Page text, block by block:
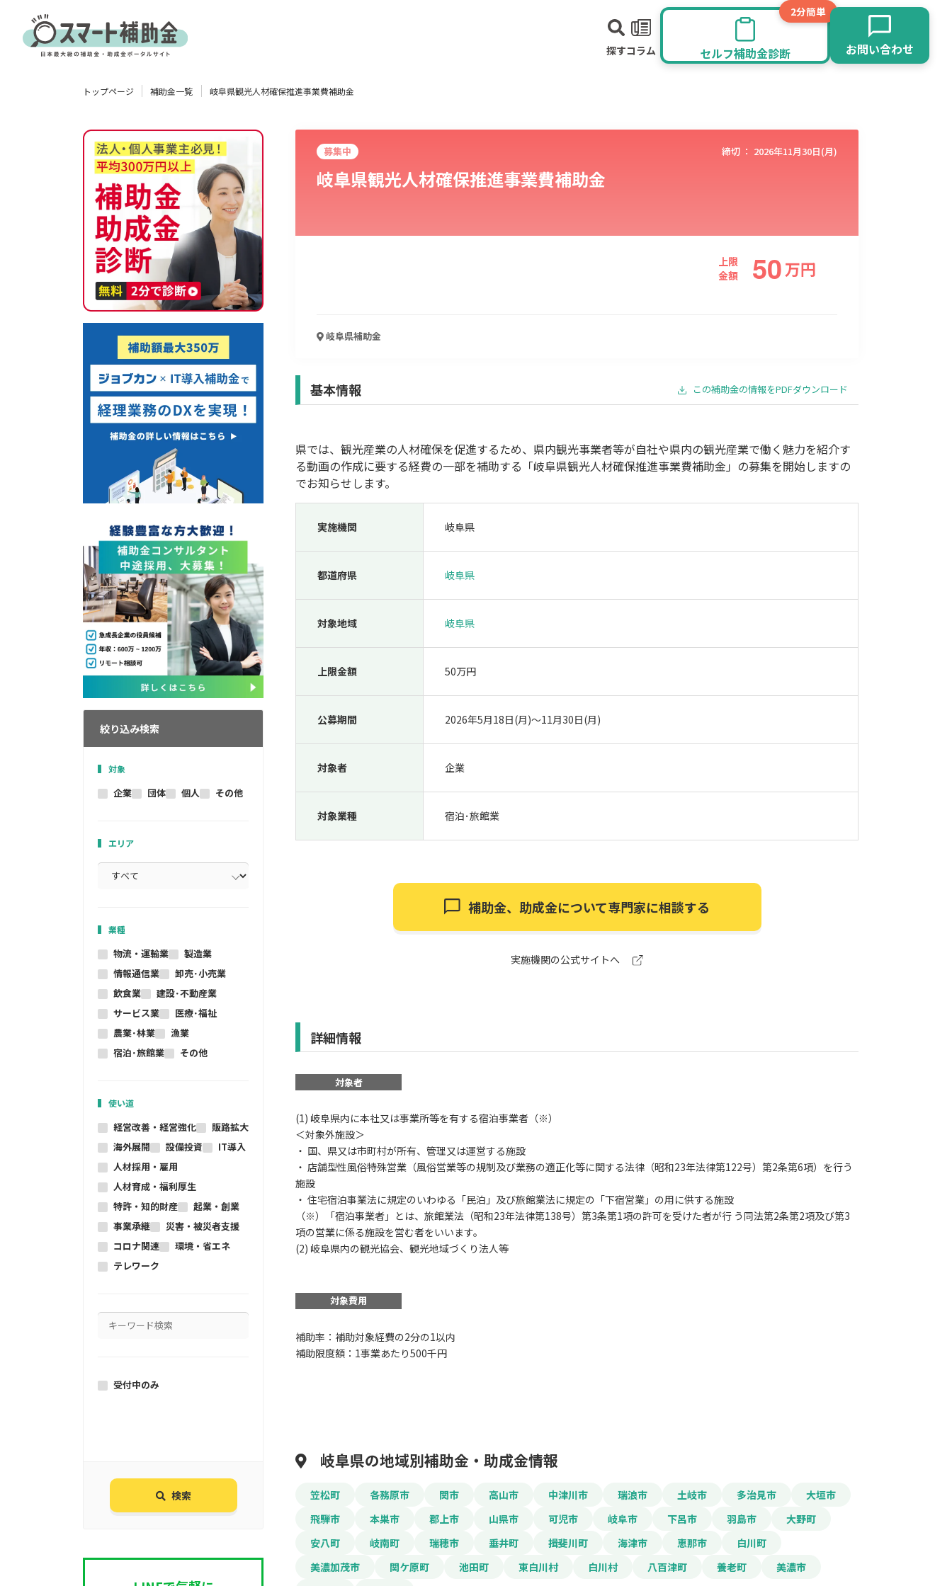
探すコラム
2分簡単
セルフ補助金診断 お問い合わせ
製造業 情報通信業 卸売･小売業
人材採用・雇用
トップページ 補助金一覧 岐阜県観光人材確保推進事業費補助金
絞り込み検索
対象
企業 団体 個人 その他
エリア
業種
物流・運輸業
製造業
情報通信業
卸売･小売業
飲食業
建設･不動産業
サービス業
医療･福祉
農業･林業
漁業
宿泊･旅館業
その他
使い道
経営改善・経営強化
販路拡大
海外展開
設備投資
IT導入
人材採用・雇用
人材育成・福利厚生
特許・知的財産
起業・創業
事業承継
災害・被災者支援
コロナ関連
環境・省エネ
テレワーク
受付中のみ
検索
募集中 締切 ： 2026年11月30日(月)
岐阜県観光人材確保推進事業費補助金
上限
金額
50万円
岐阜県補助金
基本情報 この補助金の情報をPDFダウンロード
県では、観光産業の人材確保を促進するため、県内観光事業者等が自社や県内の観光産業で働く魅力を紹介す
る動画の作成に要する経費の一部を補助する「岐阜県観光人材確保推進事業費補助金」の募集を開始しますの
でお知らせします。
実施機関 岐阜県
都道府県 岐阜県
対象地域 岐阜県
上限金額 50万円
公募期間 2026年5月18日(月)〜11月30日(月)
対象者 企業
対象業種 宿泊･旅館業
補助金、助成金について専門家に相談する
実施機関の公式サイトへ
詳細情報
対象者
(1) 岐阜県内に本社又は事業所等を有する宿泊事業者（※）
＜対象外施設＞
・ 国、県又は市町村が所有、管理又は運営する施設
・ 店舗型性風俗特殊営業（風俗営業等の規制及び業務の適正化等に関する法律（昭和23年法律第122号）第2条第6項）を行う
施設
・ 住宅宿泊事業法に規定のいわゆる「民泊」及び旅館業法に規定の「下宿営業」の用に供する施設
（※）「宿泊事業者」とは、旅館業法（昭和23年法律第138号）第3条第1項の許可を受けた者が行 う同法第2条第2項及び第3
項の営業に係る施設を営む者をいいます。
(2) 岐阜県内の観光協会、観光地域づくり法人等
対象費用
補助率：補助対象経費の2分の1以内
補助限度額：1事業あたり500千円
岐阜県の地域別補助金・助成金情報
笠松町 各務原市 関市 高山市 中津川市 瑞浪市 土岐市 多治見市
大垣市
飛騨市
本巣市 郡上市 山県市 可児市 岐阜市 下呂市 羽島市
大野町
安八町
岐南町 瑞穂市 垂井町 揖斐川町 海津市 恵那市
白川町
美濃加茂市
関ケ原町 池田町 東白川村 白川村 八百津町 養老町
美濃市
お名前
会社名